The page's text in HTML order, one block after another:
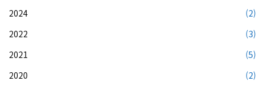
2024
(2)
2022
(3)
2021
(5)
2020
(2)